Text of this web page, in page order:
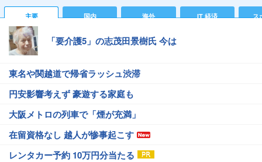
主要 国内 海外 IT 経済 ス
「要介護5」の志茂田景樹氏 今は
東名や関越道で帰省ラッシュ渋滞
円安影響考えず 豪遊する家庭も
大阪メトロの列車で「煙が充満」
在留資格なし 越人が惨事起こす
レンタカー予約 10万円分当たる